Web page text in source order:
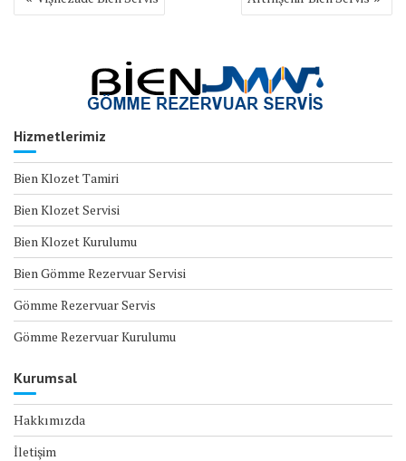
gezinmesi
Hizmetlerimiz
Bien Klozet Tamiri
Bien Klozet Servisi
Bien Klozet Kurulumu
Bien Gömme Rezervuar Servisi
Gömme Rezervuar Servis
Gömme Rezervuar Kurulumu
Kurumsal
Hakkımızda
İletişim